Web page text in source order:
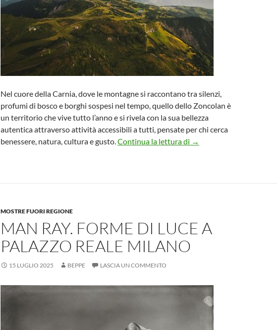
Nel cuore della Carnia, dove le montagne si raccontano tra silenzi,
profumi di bosco e borghi sospesi nel tempo, quello dello Zoncolan è
un territorio che vive tutto l’anno e si rivela con la sua bellezza
autentica attraverso attività accessibili a tutti, pensate per chi cerca
benessere, natura, cultura e gusto.Continua la lettura di Fra i monti della Carnia,
→
MOSTRE FUORI REGIONE
MAN RAY. FORME DI LUCE A
PALAZZO REALE MILANO
15 LUGLIO 2025 BEPPE LASCIA UN COMMENTO